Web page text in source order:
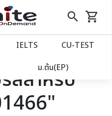
close
search
Skip
to
shopping_cart
รถเข็น
IELTS CU‑TEST
ม.ต้น(EP)
สสำหรับ